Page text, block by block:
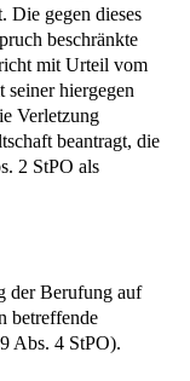
Die gegen dieses
beschränkte
mit Urteil vom
hiergegen
Verletzung
beantragt, die
2 StPO als
der Berufung auf
betreffende
Abs. 4 StPO).